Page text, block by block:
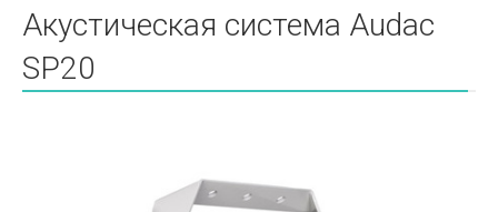
Акустическая система Audac
SP20